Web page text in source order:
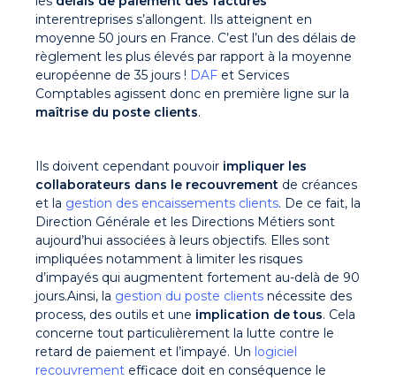
interentreprises s’allongent. Ils atteignent en
moyenne 50 jours en France. C’est l’un des délais de
règlement les plus élevés par rapport à la moyenne
européenne de 35 jours ! DAF et Services
Comptables agissent donc en première ligne sur la
maîtrise du poste clients.
Ils doivent cependant pouvoir impliquer les
collaborateurs dans le recouvrement de créances
et la gestion des encaissements clients. De ce fait, la
Direction Générale et les Directions Métiers sont
aujourd’hui associées à leurs objectifs. Elles sont
impliquées notamment à limiter les risques
d’impayés qui augmentent fortement au-delà de 90
jours.Ainsi, la gestion du poste clients nécessite des
process, des outils et une implication de tous. Cela
concerne tout particulièrement la lutte contre le
retard de paiement et l’impayé. Un logiciel
recouvrement efficace doit en conséquence le